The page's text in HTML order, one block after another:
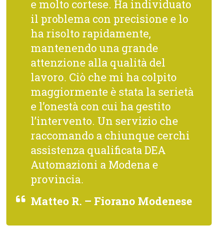
e molto cortese. Ha individuato
il problema con precisione e lo
ha risolto rapidamente,
mantenendo una grande
attenzione alla qualità del
lavoro. Ciò che mi ha colpito
maggiormente è stata la serietà
e l’onestà con cui ha gestito
l’intervento. Un servizio che
raccomando a chiunque cerchi
assistenza qualificata DEA
Automazioni a Modena e
provincia.
Matteo R. – Fiorano Modenese